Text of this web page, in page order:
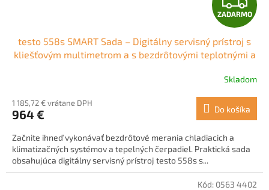
A
D
A
R
M
O
ZADARMO
testo 558s SMART Sada – Digitálny servisný prístroj s
kliešťovým multimetrom a s bezdrôtovými teplotnými a
Skladom
1 185,72 € vrátane DPH
964 € Do košíka
Začnite ihneď vykonávať bezdrôtové merania chladiacich a
klimatizačných systémov a tepelných čerpadiel. Praktická sada
obsahujúca digitálny servisný prístroj testo 558s s...
Kód: 0563 4402